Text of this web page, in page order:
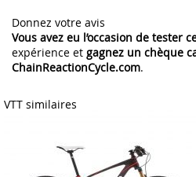
Donnez votre avis
Vous avez eu l’occasion de tester
expérience et gagnez un chèque
ChainReactionCycle.com.
VTT similaires